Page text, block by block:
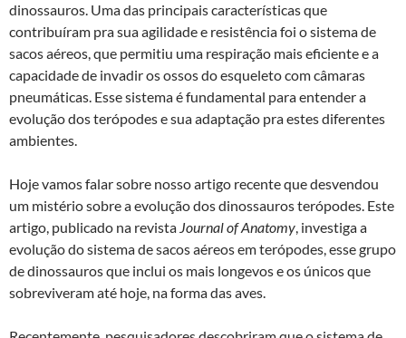
o
k
r
p
p
a
m
dinossauros. Uma das principais características que
contribuíram pra sua agilidade e resistência foi o sistema de
sacos aéreos, que permitiu uma respiração mais eficiente e a
capacidade de invadir os ossos do esqueleto com câmaras
pneumáticas. Esse sistema é fundamental para entender a
evolução dos terópodes e sua adaptação pra estes diferentes
ambientes.
Hoje vamos falar sobre nosso artigo recente que desvendou
um mistério sobre a evolução dos dinossauros terópodes. Este
artigo, publicado na revista Journal of Anatomy, investiga a
evolução do sistema de sacos aéreos em terópodes, esse grupo
de dinossauros que inclui os mais longevos e os únicos que
sobreviveram até hoje, na forma das aves.